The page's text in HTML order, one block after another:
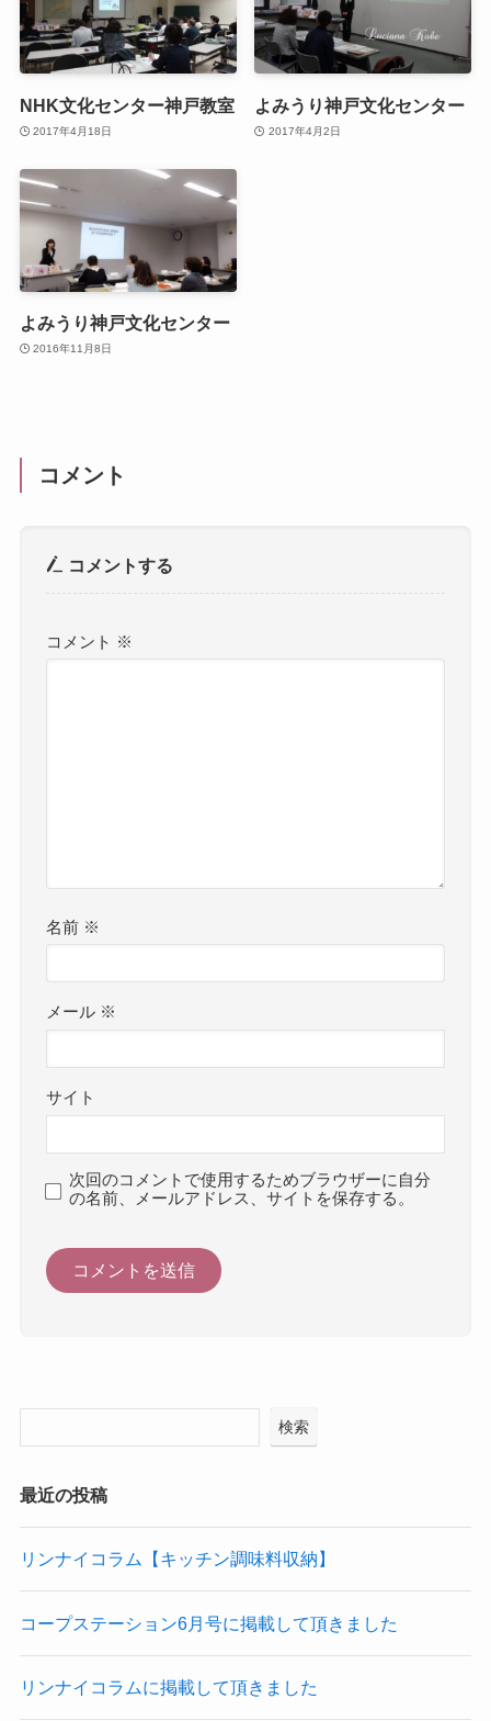
NHK文化センター神戸教室
2017年4月18日
よみうり神戸文化センター
2017年4月2日
よみうり神戸文化センター
2016年11月8日
コメント
コメントする
コメント ※
名前 ※
メール ※
サイト
次回のコメントで使用するためブラウザーに自分
の名前、メールアドレス、サイトを保存する。
検索
最近の投稿
リンナイコラム【キッチン調味料収納】
コープステーション6月号に掲載して頂きました
リンナイコラムに掲載して頂きました